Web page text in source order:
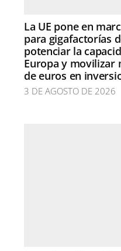
La UE pone en
para gigafactorías
potenciar la
Europa y movilizar
de euros en
3 DE AGOSTO DE 2026